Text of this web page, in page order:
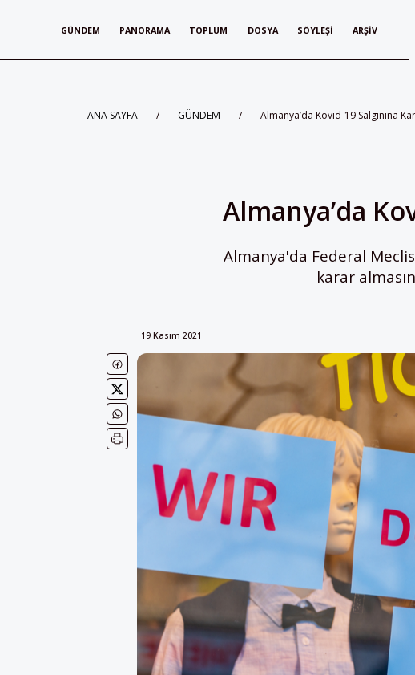
GÜNDEM PANORAMA TOPLUM DOSYA SÖYLEŞI ARŞIV
ANA SAYFA / GÜNDEM / Almanya’da Kovid-19 Salgınına
Almanya’da
Almanya'da Federal
karar
19 Kasım 2021